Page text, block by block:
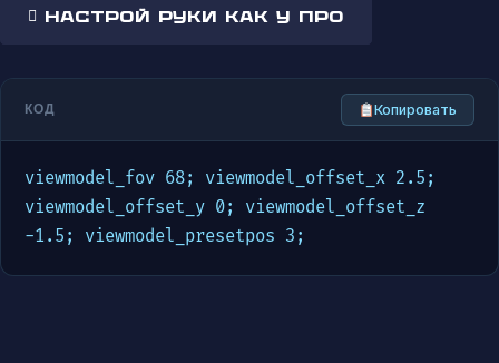
Настрой руки как у про
КОД Копировать
viewmodel_fov 68; viewmodel_offset_x 2.5;
viewmodel_offset_y 0; viewmodel_offset_z
-1.5; viewmodel_presetpos 3;